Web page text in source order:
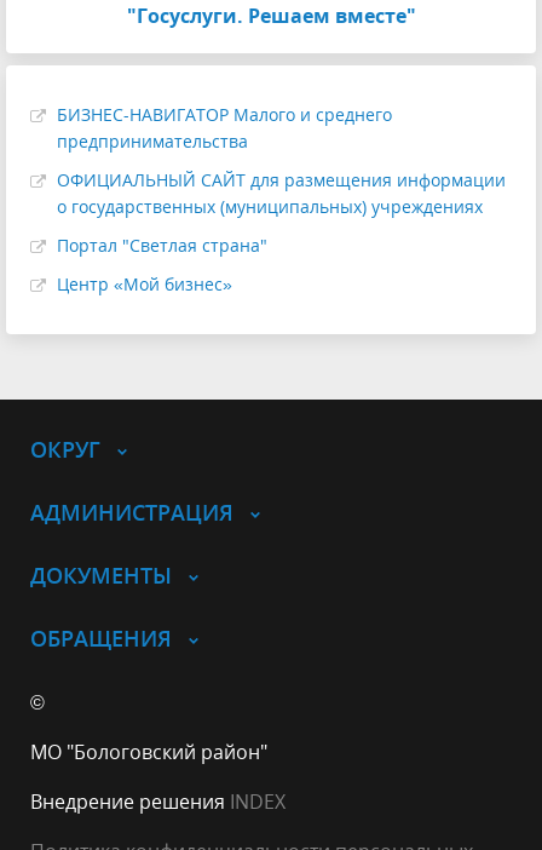
"Госуслуги. Решаем вместе"
БИЗНЕС-НАВИГАТОР Малого и среднего
предпринимательства
ОФИЦИАЛЬНЫЙ САЙТ для размещения информации
о государственных (муниципальных) учреждениях
Портал "Светлая страна"
Центр «Мой бизнес»
ОКРУГ
АДМИНИСТРАЦИЯ
ДОКУМЕНТЫ
ОБРАЩЕНИЯ
©
МО "Бологовский район"
Внедрение решения INDEX